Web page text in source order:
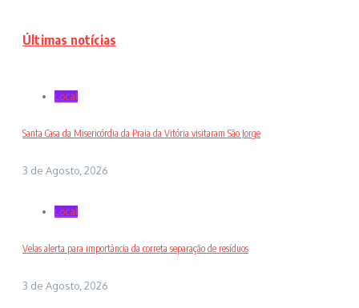
Últimas notícias
Local
Santa Casa da Misericórdia da Praia da Vitória visitaram São Jorge
3 de Agosto, 2026
Local
Velas alerta para importância da correta separação de resíduos
3 de Agosto, 2026